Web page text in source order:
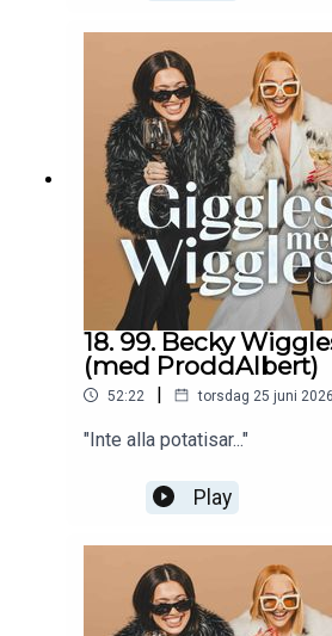
18. 99. Becky
(med ProddAlbert)
52:22 | torsdag 25 juni 2026
"Inte alla potatisar..."
Play